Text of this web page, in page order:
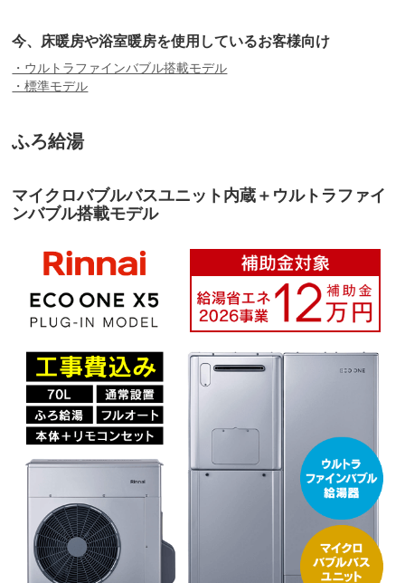
今、床暖房や浴室暖房を使用しているお客様向け
・ウルトラファインバブル搭載モデル
・標準モデル
ふろ給湯
マイクロバブルバスユニット内蔵＋ウルトラファイ
ンバブル搭載モデル